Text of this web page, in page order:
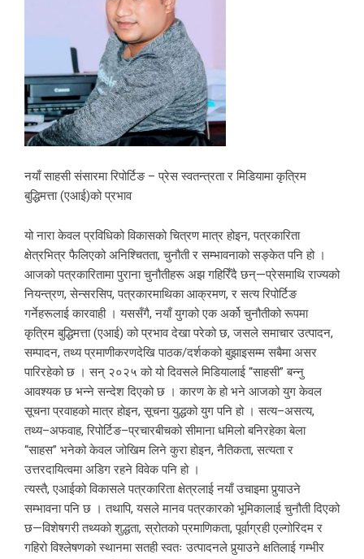
नयाँ साहसी संसारमा रिपोर्टिङ – प्रेस स्वतन्त्रता र मिडियामा कृत्रिम
बुद्धिमत्ता (एआई)को प्रभाव
यो नारा केवल प्रविधिको विकासको चित्रण मात्र होइन, पत्रकारिता
क्षेत्रभित्र फैलिएको अनिश्चितता, चुनौती र सम्भावनाको सङ्केत पनि हो ।
आजको पत्रकारितामा पुराना चुनौतीहरू अझ गहिरिँदै छन्—प्रेसमाथि राज्यको
नियन्त्रण, सेन्सरसिप, पत्रकारमाथिका आक्रमण, र सत्य रिपोर्टिङ
गर्नेहरूलाई कारवाही । यससँगै, नयाँ युगको एक अर्को चुनौतीको रूपमा
कृत्रिम बुद्धिमत्ता (एआई) को प्रभाव देखा परेको छ, जसले समाचार उत्पादन,
सम्पादन, तथ्य प्रमाणीकरणदेखि पाठक/दर्शकको बुझाइसम्म सबैमा असर
पारिरहेको छ । सन् २०२५ को यो दिवसले मिडियालाई “साहसी” बन्नु
आवश्यक छ भन्ने सन्देश दिएको छ । कारण के हो भने आजको युग केवल
सूचना प्रवाहको मात्र होइन, सूचना युद्धको युग पनि हो । सत्य–असत्य,
तथ्य–अफवाह, रिपोर्टिङ–प्रचारबीचको सीमाना धमिलो बनिरहेका बेला
“साहस” भनेको केवल जोखिम लिने कुरा होइन, नैतिकता, सत्यता र
उत्तरदायित्वमा अडिग रहने विवेक पनि हो ।
त्यस्तै, एआईको विकासले पत्रकारिता क्षेत्रलाई नयाँ उचाइमा पुर्‍याउने
सम्भावना पनि छ । तथापि, यसले मानव पत्रकारको भूमिकालाई चुनौती दिएको
छ—विशेषगरी तथ्यको शुद्धता, स्रोतको प्रमाणिकता, पूर्वाग्रही एल्गोरिदम र
गहिरो विश्लेषणको स्थानमा सतही स्वतः उत्पादनले पुर्‍याउने क्षतिलाई गम्भीर